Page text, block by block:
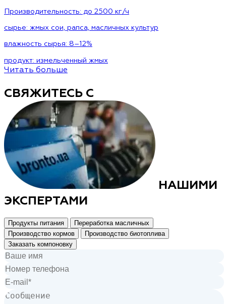
Производительность: до 2500 кг/ч
сырье: жмых сои, рапса, масличных культур
влажность сырья: 8–12%
продукт: измельченный жмых
Читать больше
СВЯЖИТЕСЬ С
НАШИМИ
ЭКСПЕРТАМИ
Продукты питания
Переработка масличных
Производство кормов
Производство биотоплива
Заказать компоновку